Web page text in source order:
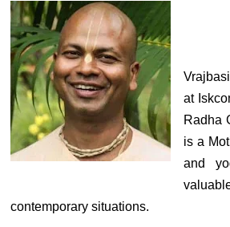
at
Radha
is a
and
contemporary situations.